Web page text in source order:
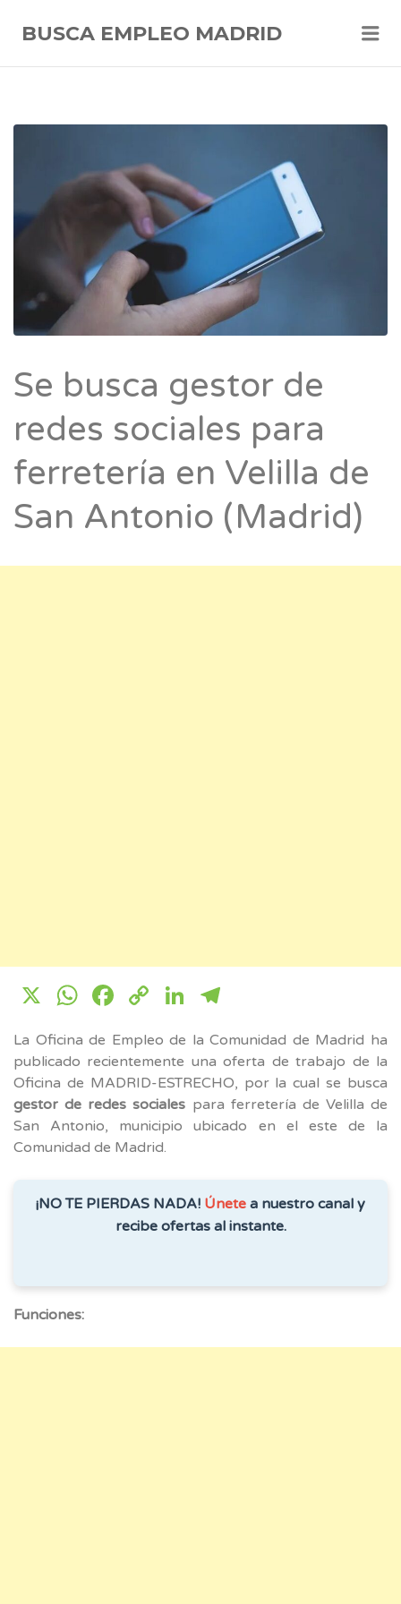
BUSCA EMPLEO MADRID
Se busca gestor de
redes sociales para
ferretería en Velilla de
San Antonio (Madrid)
X WhatsApp
Facebook
CopyLinkedIn
La Oficina de Empleo de la Comunidad de Madrid ha
publicado recientemente una oferta de trabajo de la
Oficina de MADRID-ESTRECHO, por la cual se busca
gestor de redes sociales para ferretería de Velilla de
San Antonio, municipio ubicado en el este de la
Comunidad de Madrid.
¡NO TE PIERDAS NADA! Únete a nuestro canal y
recibe ofertas al instante.
Funciones: